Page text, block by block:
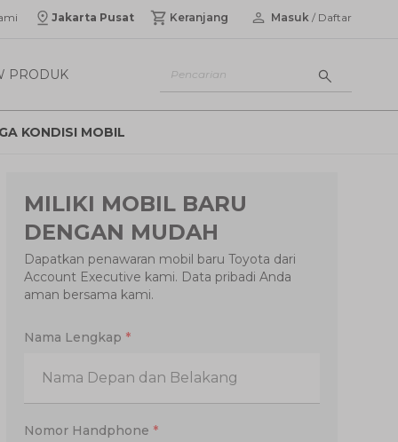
Jakarta Pusat Keranjang Masuk / Daftar
PRODUK
KONDISI MOBIL
MILIKI MOBIL BARU
DENGAN MUDAH
Dapatkan penawaran mobil baru Toyota dari
Account Executive kami. Data pribadi Anda
aman bersama kami.
Nama Lengkap *
Nomor Handphone *